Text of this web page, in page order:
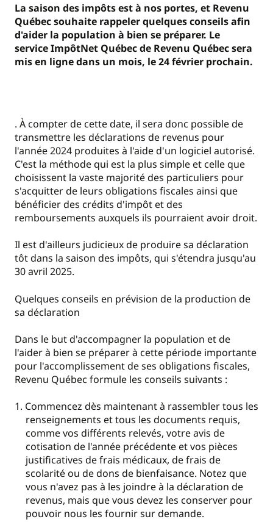
La saison des impôts est à nos portes, et Revenu
Québec souhaite rappeler quelques conseils afin
d'aider la population à bien se préparer. Le
service ImpôtNet Québec de Revenu Québec sera
mis en ligne dans un mois, le 24 février prochain.
. À compter de cette date, il sera donc possible de
transmettre les déclarations de revenus pour
l'année 2024 produites à l'aide d'un logiciel autorisé.
C'est la méthode qui est la plus simple et celle que
choisissent la vaste majorité des particuliers pour
s'acquitter de leurs obligations fiscales ainsi que
bénéficier des crédits d'impôt et des
remboursements auxquels ils pourraient avoir droit.
Il est d'ailleurs judicieux de produire sa déclaration
tôt dans la saison des impôts, qui s'étendra jusqu'au
30 avril 2025.
Quelques conseils en prévision de la production de
sa déclaration
Dans le but d'accompagner la population et de
l'aider à bien se préparer à cette période importante
pour l'accomplissement de ses obligations fiscales,
Revenu Québec formule les conseils suivants :
Commencez dès maintenant à rassembler tous les
renseignements et tous les documents requis,
comme vos différents relevés, votre avis de
cotisation de l'année précédente et vos pièces
justificatives de frais médicaux, de frais de
scolarité ou de dons de bienfaisance. Notez que
vous n'avez pas à les joindre à la déclaration de
revenus, mais que vous devez les conserver pour
pouvoir nous les fournir sur demande.